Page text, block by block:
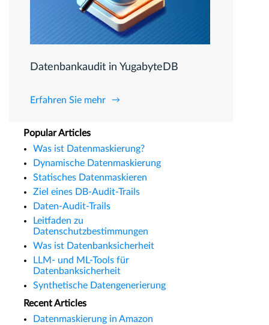
Datenbankaudit in YugabyteDB
Erfahren Sie mehr
Popular Articles
Was ist Datenmaskierung?
Dynamische Datenmaskierung
Statisches Datenmaskieren
Ziel eines DB-Audit-Trails
Daten-Audit-Trails
Leitfaden zu
Datenschutzbestimmungen
Was ist Datenbanksicherheit
LLM- und ML-Tools für
Datenbanksicherheit
Synthetische Datengenerierung
Recent Articles
Datenmaskierung in Amazon